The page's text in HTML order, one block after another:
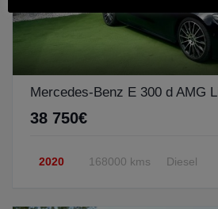
Mercedes-Benz E 300 d AMG
38 750€
2020 168000 kms Diesel